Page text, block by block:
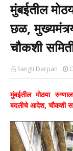
मुंबईतील
छळ,
चौकशी
Sangli Darpan
मुंबईतील मोठया
बदलीचे आदेश, चौकशी